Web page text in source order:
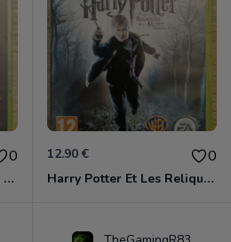
0
Hellboy - The Science Of Evil Xbox 360
12.90 € 0
Harry Potter Et Les Reliques De La Mort - 1ère Partie Xbox 360